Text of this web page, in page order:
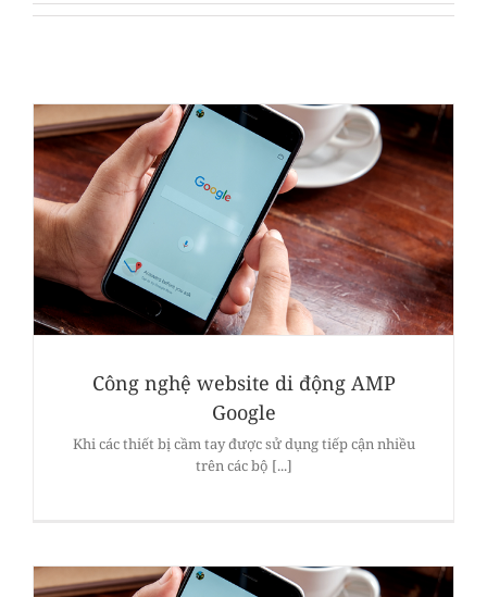
Công nghệ website di động AMP
Google
Khi các thiết bị cầm tay được sử dụng tiếp cận nhiều
trên các bộ [...]